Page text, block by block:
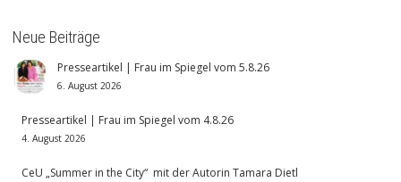
Neue Beiträge
Presseartikel | Frau im Spiegel vom 5.8.26
6. August 2026
Presseartikel | Frau im Spiegel vom 4.8.26
4. August 2026
CeU „Summer in the City“ mit der Autorin Tamara Dietl